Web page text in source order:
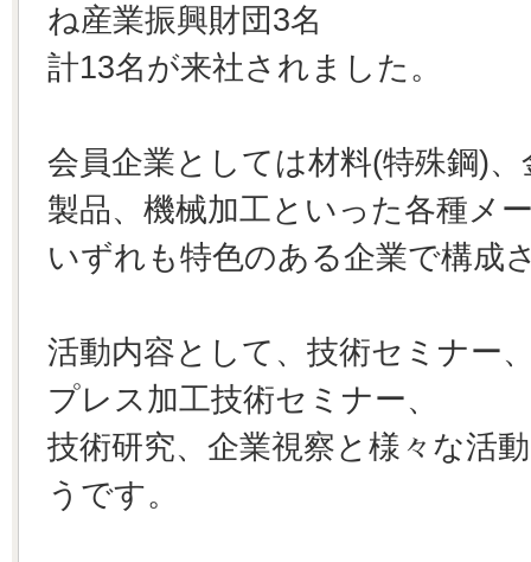
ね産業振興財団3名
計13名が来社されました。
会員企業としては材料(特殊鋼)
製品、機械加工といった各種メ
いずれも特色のある企業で構成
活動内容として、技術セミナー
プレス加工技術セミナー、
技術研究、企業視察と様々な活
うです。